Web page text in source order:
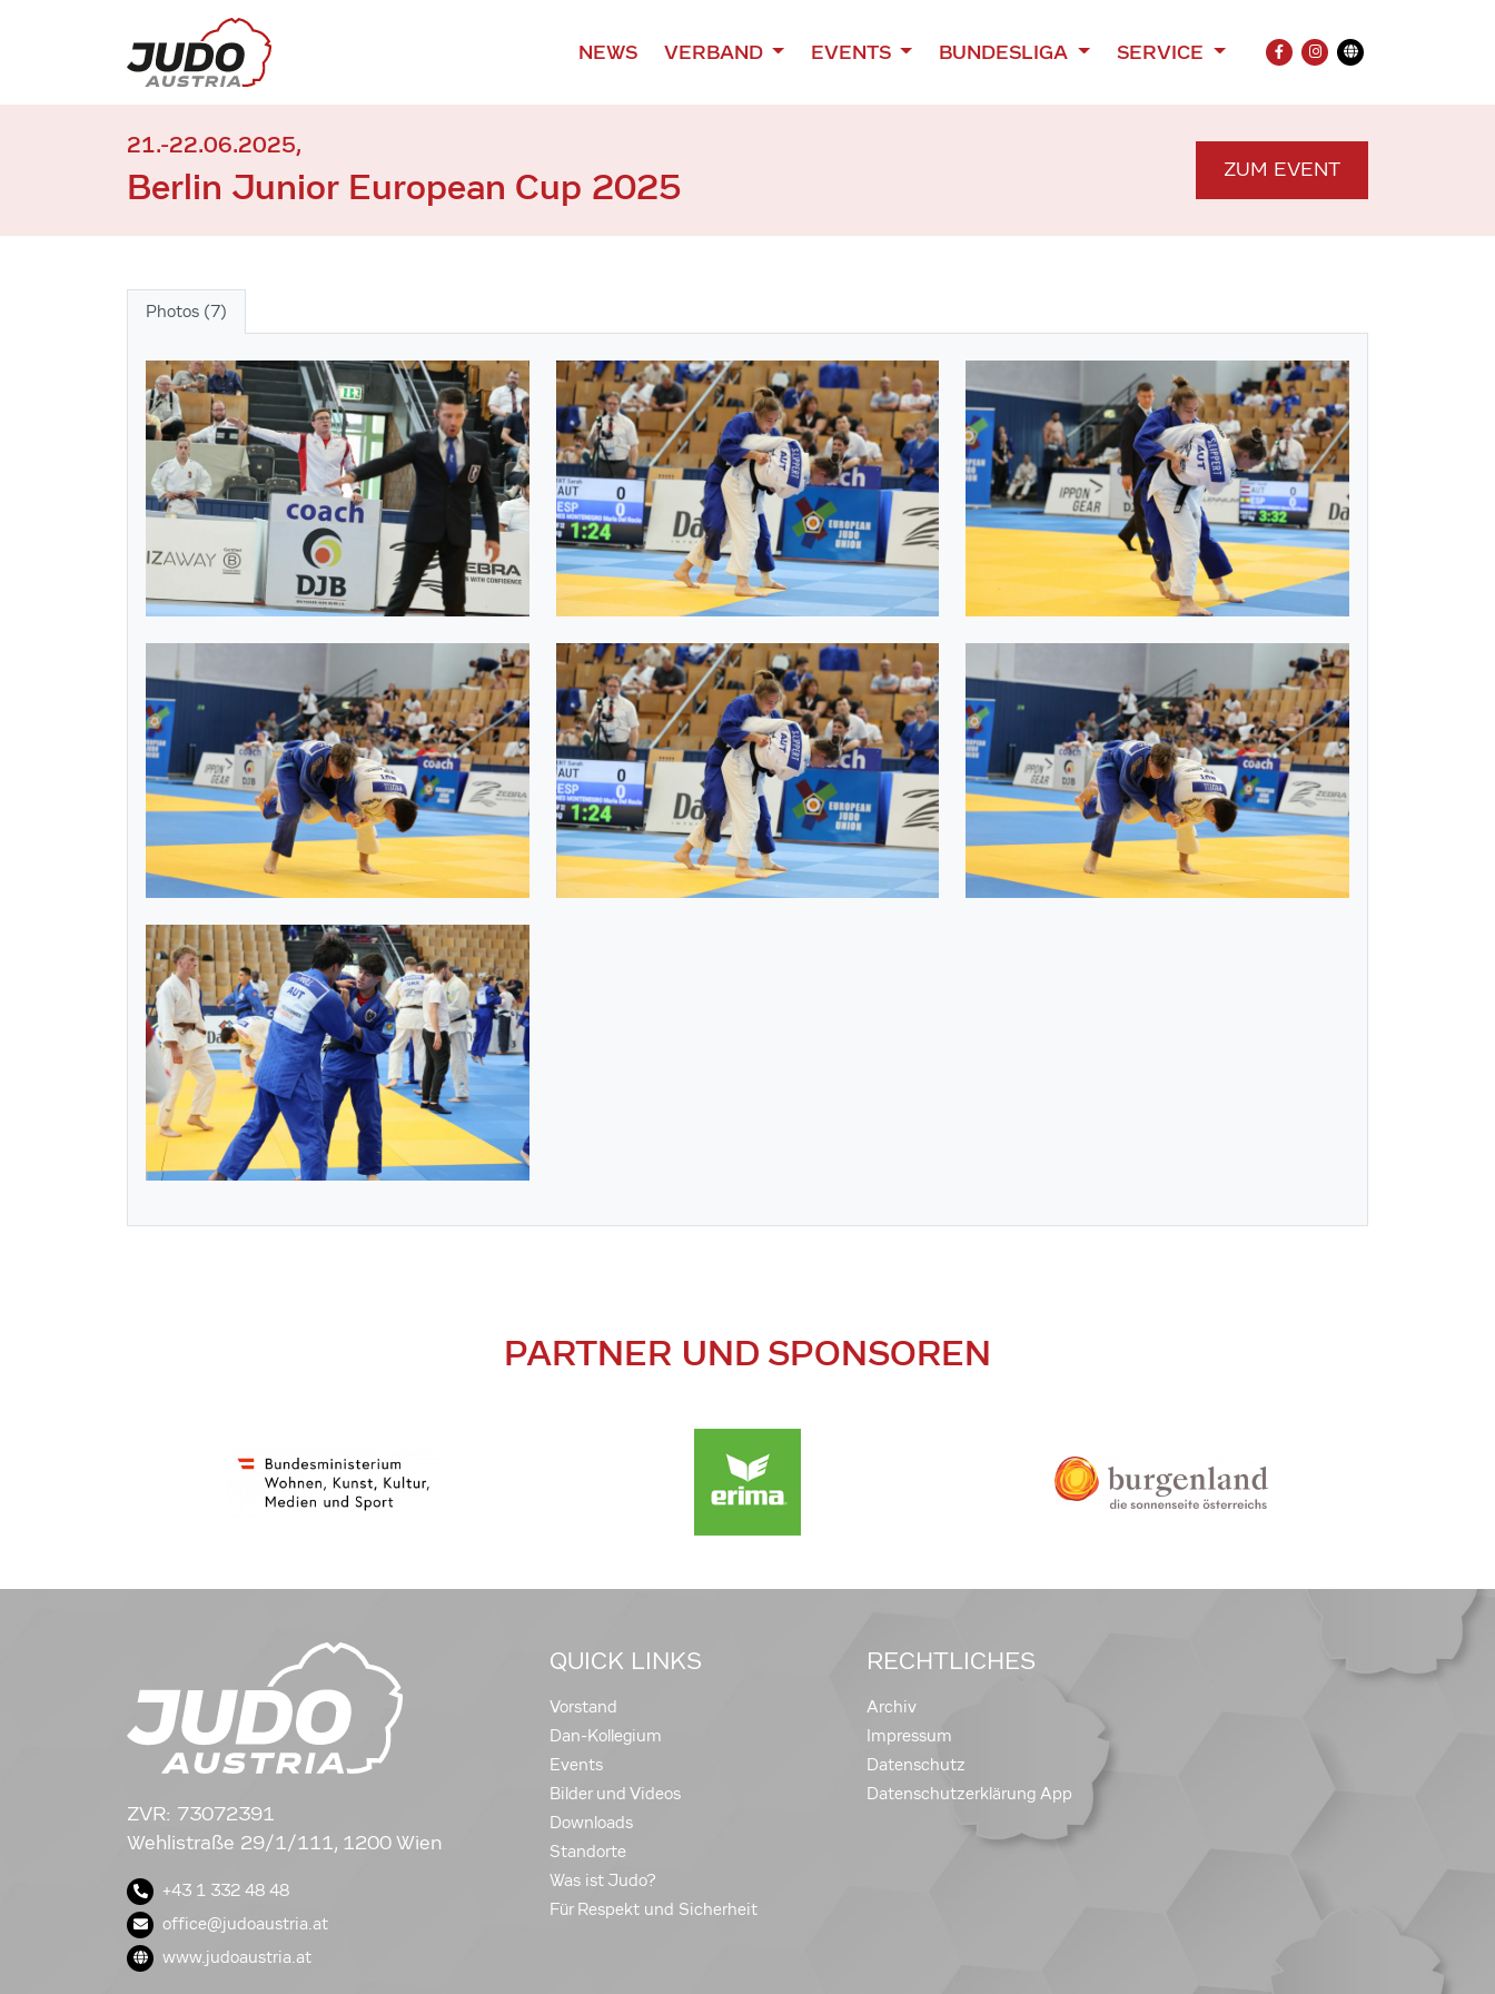
NEWS VERBAND EVENTS BUNDESLIGA SERVICE
FACEBOOK
INSTAGRAM
Übersetzung
21.-22.06.2025,
Berlin Junior European Cup 2025 ZUM EVENT
Photos (7)
PARTNER UND SPONSOREN
ZVR: 73072391
Wehlistraße 29/1/111, 1200 Wien
+43 1 332 48 48
office@judoaustria.at
www.judoaustria.at
QUICK LINKS
Vorstand
Dan-Kollegium
Events
Bilder und Videos
Downloads
Standorte
Was ist Judo?
Für Respekt und Sicherheit
RECHTLICHES
Archiv
Impressum
Datenschutz
Datenschutzerklärung App